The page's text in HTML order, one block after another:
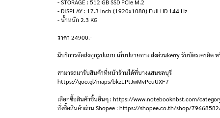
- STORAGE : 512 GB SSD PCIe M.2
- DISPLAY : 17.3 inch (1920x1080) Full HD 144 Hz
- น้ำหนัก 2.3 KG
ราคา 24900.-
มีบริการจัดส่งทุกรูปแบบ เก็บปลายทาง ส่งด่วนkerry รับบัตรเครดิต
สามารถมารับสินค้าที่หน้าร้านได้ที่บางแสนชลบุรี
https://goo.gl/maps/bkzLPtJwMvPcuUXF7
เลือกซื้อสินค้าชิ้นอื่นๆ : https://www.notebooknbst.com/
สั่งซื้อสินค้าผ่าน Shopee : https://shopee.co.th/shop/